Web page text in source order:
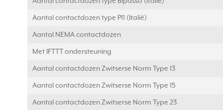
Aantal contactdozen type P11 (Italië)
Aantal NEMA contactdozen
Met IFTTT ondersteuning
Aantal contactdozen Zwitserse Norm Type 13
Aantal contactdozen Zwitserse Norm Type 15
Aantal contactdozen Zwitserse Norm Type 23